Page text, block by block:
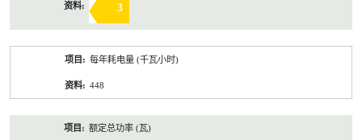
3
每年耗电量 (千瓦小时)
448
额定总功率 (瓦)